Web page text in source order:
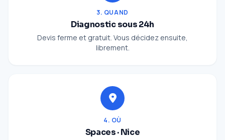
3. QUAND
Diagnostic sous 24h
Devis ferme et gratuit. Vous décidez ensuite,
librement.
4. OÙ
Spaces · Nice